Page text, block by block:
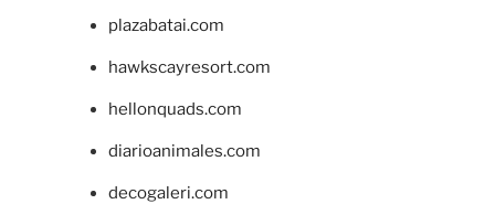
plazabatai.com
hawkscayresort.com
hellonquads.com
diarioanimales.com
decogaleri.com